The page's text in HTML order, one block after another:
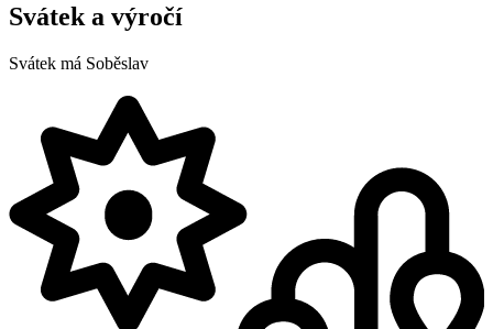
Svátek a výročí
Svátek má Soběslav